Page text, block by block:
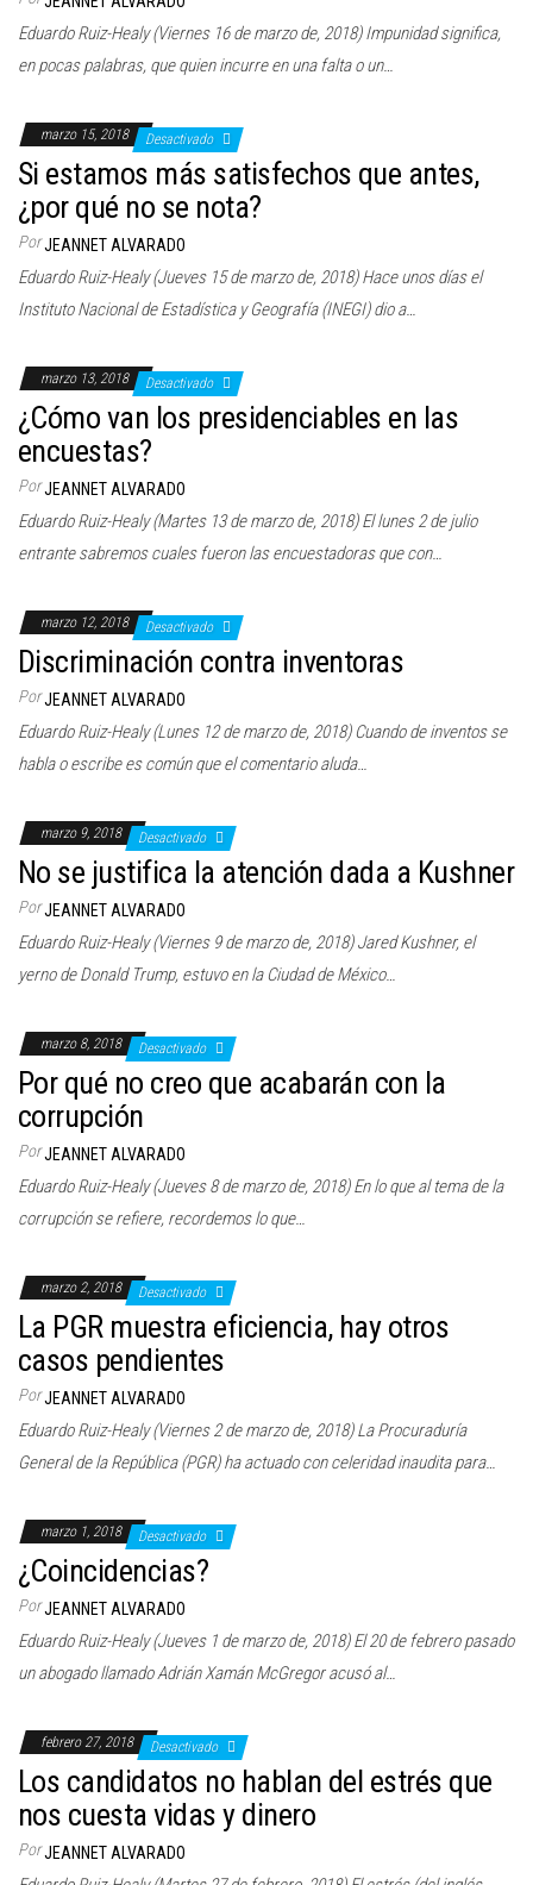
Eduardo Ruiz-Healy (Viernes 16 de marzo de, 2018) Impunidad significa,
en pocas palabras, que quien incurre en una falta o un…
marzo 15, 2018 Desactivado
Si estamos más satisfechos que antes,
¿por qué no se nota?
PorJEANNET ALVARADO
Eduardo Ruiz-Healy (Jueves 15 de marzo de, 2018) Hace unos días el
Instituto Nacional de Estadística y Geografía (INEGI) dio a…
marzo 13, 2018 Desactivado
¿Cómo van los presidenciables en las
encuestas?
PorJEANNET ALVARADO
Eduardo Ruiz-Healy (Martes 13 de marzo de, 2018) El lunes 2 de julio
entrante sabremos cuales fueron las encuestadoras que con…
marzo 12, 2018 Desactivado
Discriminación contra inventoras
PorJEANNET ALVARADO
Eduardo Ruiz-Healy (Lunes 12 de marzo de, 2018) Cuando de inventos se
habla o escribe es común que el comentario aluda…
marzo 9, 2018 Desactivado
No se justifica la atención dada a Kushner
PorJEANNET ALVARADO
Eduardo Ruiz-Healy (Viernes 9 de marzo de, 2018) Jared Kushner, el
yerno de Donald Trump, estuvo en la Ciudad de México…
marzo 8, 2018 Desactivado
Por qué no creo que acabarán con la
corrupción
PorJEANNET ALVARADO
Eduardo Ruiz-Healy (Jueves 8 de marzo de, 2018) En lo que al tema de la
corrupción se refiere, recordemos lo que…
marzo 2, 2018 Desactivado
La PGR muestra eficiencia, hay otros
casos pendientes
PorJEANNET ALVARADO
Eduardo Ruiz-Healy (Viernes 2 de marzo de, 2018) La Procuraduría
General de la República (PGR) ha actuado con celeridad inaudita para…
marzo 1, 2018 Desactivado
¿Coincidencias?
PorJEANNET ALVARADO
Eduardo Ruiz-Healy (Jueves 1 de marzo de, 2018) El 20 de febrero pasado
un abogado llamado Adrián Xamán McGregor acusó al…
febrero 27, 2018 Desactivado
Los candidatos no hablan del estrés que
nos cuesta vidas y dinero
PorJEANNET ALVARADO